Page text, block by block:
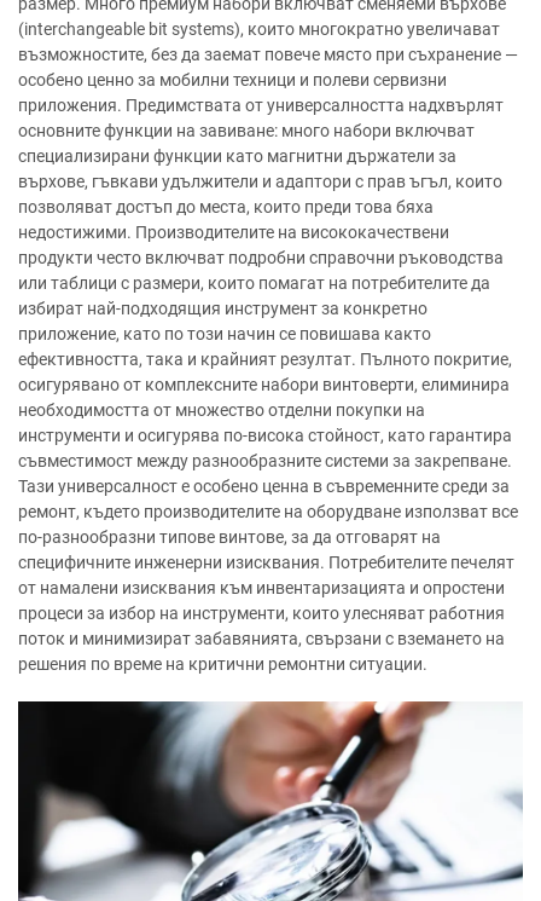
(interchangeable bit systems), които многократно увеличават
възможностите, без да заемат повече място при съхранение —
особено ценно за мобилни техници и полеви сервизни
приложения. Предимствата от универсалността надхвърлят
основните функции на завиване: много набори включват
специализирани функции като магнитни държатели за
върхове, гъвкави удължители и адаптори с прав ъгъл, които
позволяват достъп до места, които преди това бяха
недостижими. Производителите на висококачествени
продукти често включват подробни справочни ръководства
или таблици с размери, които помагат на потребителите да
избират най-подходящия инструмент за конкретно
приложение, като по този начин се повишава както
ефективността, така и крайният резултат. Пълното покритие,
осигурявано от комплексните набори винтоверти, елиминира
необходимостта от множество отделни покупки на
инструменти и осигурява по-висока стойност, като гарантира
съвместимост между разнообразните системи за закрепване.
Тази универсалност е особено ценна в съвременните среди за
ремонт, където производителите на оборудване използват все
по-разнообразни типове винтове, за да отговарят на
специфичните инженерни изисквания. Потребителите печелят
от намалени изисквания към инвентаризацията и опростени
процеси за избор на инструменти, които улесняват работния
поток и минимизират забавянията, свързани с вземането на
решения по време на критични ремонтни ситуации.